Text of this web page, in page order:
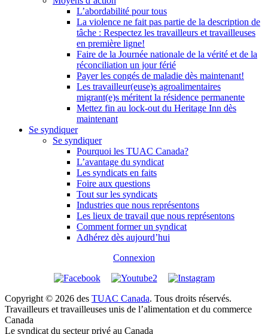
L’abordabilité pour tous
La violence ne fait pas partie de la description de
tâche : Respectez les travailleurs et travailleuses
en première ligne!
Faire de la Journée nationale de la vérité et de la
réconciliation un jour férié
Payer les congés de maladie dès maintenant!
Les travailleur(euse)s agroalimentaires
migrant(e)s méritent la résidence permanente
Mettez fin au lock-out du Heritage Inn dès
maintenant
Se syndiquer
Se syndiquer
Pourquoi les TUAC Canada?
L’avantage du syndicat
Les syndicats en faits
Foire aux questions
Tout sur les syndicats
Industries que nous représentons
Les lieux de travail que nous représentons
Comment former un syndicat
Adhérez dès aujourd’hui
Connexion
Copyright © 2026 des TUAC Canada. Tous droits réservés.
Travailleurs et travailleuses unis de l’alimentation et du commerce
Canada
Le syndicat du secteur privé au Canada